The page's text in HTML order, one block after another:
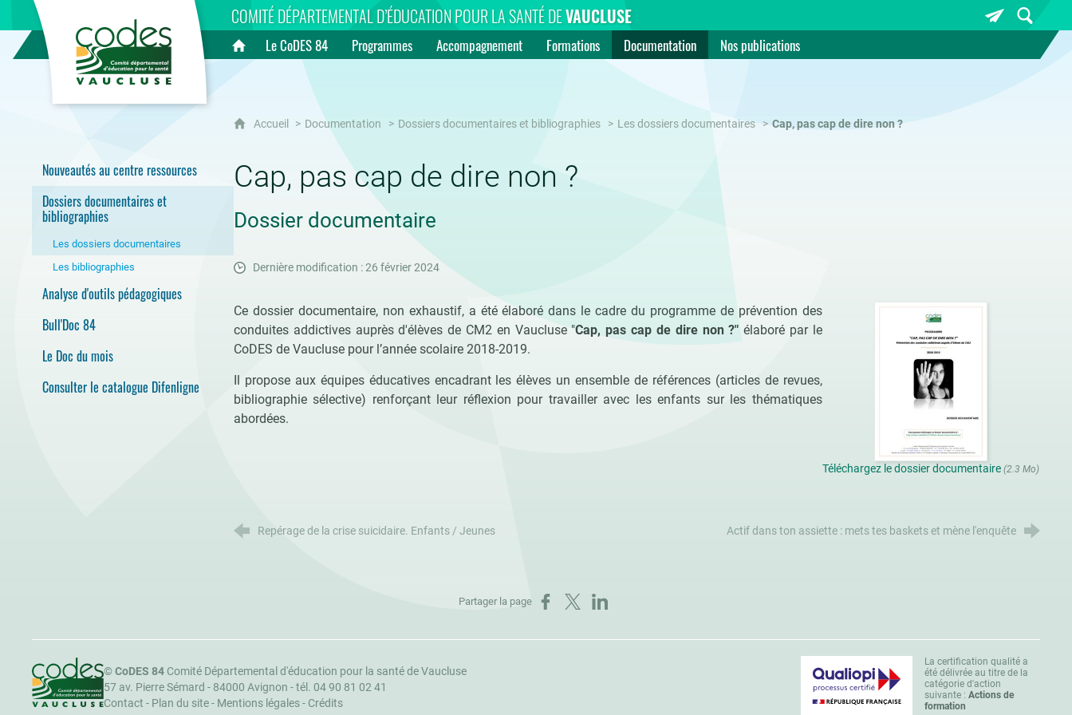
COMITÉ DÉPARTEMENTAL D’ÉDUCATION POUR LA SANTÉ DEVAUCLUSE
Accueil
Le CoDES 84 Programmes Accompagnement Formations Documentation Nos publications
Nouveautés au centre ressources
Dossiers documentaires et
bibliographies
Les dossiers documentaires
Les bibliographies
Analyse d'outils pédagogiques
Bull'Doc 84
Le Doc du mois
Consulter le catalogue Difenligne
Accueil Documentation Dossiers documentaires et bibliographies Les dossiers documentaires Cap, pas cap de dire non ?
Cap, pas cap de dire non ?
Dossier documentaire
Dernière modification : 26 février 2024
Ce dossier documentaire, non exhaustif, a été élaboré dans le cadre du programme de prévention des
conduites addictives auprès d'élèves de CM2 en Vaucluse "Cap, pas cap de dire non ?" élaboré par le
CoDES de Vaucluse pour l’année scolaire 2018-2019.
Il propose aux équipes éducatives encadrant les élèves un ensemble de références (articles de revues,
bibliographie sélective) renforçant leur réflexion pour travailler avec les enfants sur les thématiques
abordées.
Téléchargez le dossier documentaire(2.3 Mo)
Repérage de la crise suicidaire. Enfants / Jeunes Actif dans ton assiette : mets tes baskets et mène l'enquête
Partager la page Partager sur Facebook
Partager sur XPartager sur LinkedIn
CoDES 84
©CoDES 84 Comité Départemental d'éducation pour la santé de Vaucluse
57 av. Pierre Sémard - 84000 Avignon -tél. 04 90 81 02 41
Contact - Plan du site- Mentions légales- Crédits
La certification qualité a
été délivrée au titre de la
catégorie d'action
suivante : Actions de
formation